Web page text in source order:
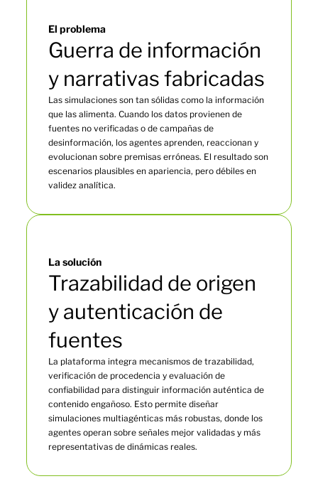
El problema
Guerra de información
y narrativas fabricadas
Las simulaciones son tan sólidas como la información
que las alimenta. Cuando los datos provienen de
fuentes no verificadas o de campañas de
desinformación, los agentes aprenden, reaccionan y
evolucionan sobre premisas erróneas. El resultado son
escenarios plausibles en apariencia, pero débiles en
validez analítica.
La solución
Trazabilidad de origen
y autenticación de
fuentes
La plataforma integra mecanismos de trazabilidad,
verificación de procedencia y evaluación de
confiabilidad para distinguir información auténtica de
contenido engañoso. Esto permite diseñar
simulaciones multiagénticas más robustas, donde los
agentes operan sobre señales mejor validadas y más
representativas de dinámicas reales.